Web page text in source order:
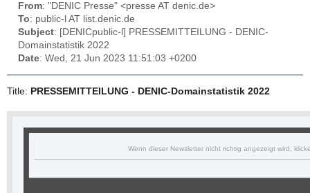
From: "DENIC Presse" <presse AT denic.de>
To: public-l AT list.denic.de
Subject: [DENICpublic-l] PRESSEMITTEILUNG - DENIC-
Domainstatistik 2022
Date: Wed, 21 Jun 2023 11:51:03 +0200
Title: PRESSEMITTEILUNG - DENIC-Domainstatistik 2022
Wenn dieser Newsletter nicht richtig angezeigt wird,